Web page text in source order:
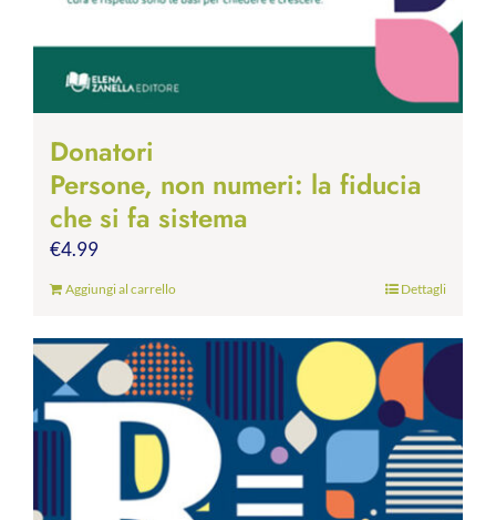
Donatori
Persone, non numeri: la fiducia
che si fa sistema
€4.99
Aggiungi al carrello Dettagli